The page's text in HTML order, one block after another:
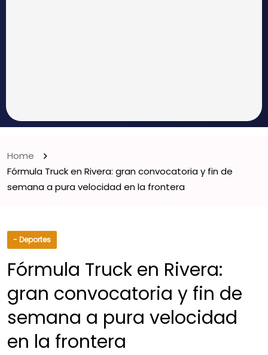
Home
Fórmula Truck en Rivera: gran convocatoria y fin de
semana a pura velocidad en la frontera
- Deportes
Fórmula Truck en Rivera:
gran convocatoria y fin de
semana a pura velocidad
en la frontera